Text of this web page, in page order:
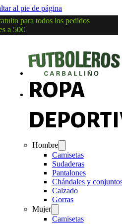
al pie de página
para todos los pedidos
a 50€
ROPA
Hombre
Camisetas
Sudaderas
Pantalones
Chándales y
Calzado
Gorras
Mujer
Camisetas